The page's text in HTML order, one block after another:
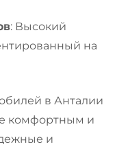
: Высокий
на
в Анталии
комфортным и
и